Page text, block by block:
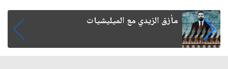
خادم زوار الأربعين كتب لنفسه فخرا لا يزول